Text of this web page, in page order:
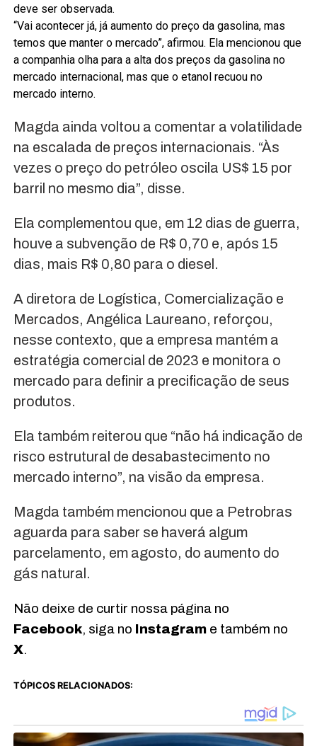
deve ser observada.
“Vai acontecer já, já aumento do preço da gasolina, mas
temos que manter o mercado”, afirmou. Ela mencionou que
a companhia olha para a alta dos preços da gasolina no
mercado internacional, mas que o etanol recuou no
mercado interno.
Magda ainda voltou a comentar a volatilidade
na escalada de preços internacionais. “Às
vezes o preço do petróleo oscila US$ 15 por
barril no mesmo dia”, disse.
Ela complementou que, em 12 dias de guerra,
houve a subvenção de R$ 0,70 e, após 15
dias, mais R$ 0,80 para o diesel.
A diretora de Logística, Comercialização e
Mercados, Angélica Laureano, reforçou,
nesse contexto, que a empresa mantém a
estratégia comercial de 2023 e monitora o
mercado para definir a precificação de seus
produtos.
Ela também reiterou que “não há indicação de
risco estrutural de desabastecimento no
mercado interno”, na visão da empresa.
Magda também mencionou que a Petrobras
aguarda para saber se haverá algum
parcelamento, em agosto, do aumento do
gás natural.
Não deixe de curtir nossa página no
Facebook, siga no Instagrame também no
X.
TÓPICOS RELACIONADOS: